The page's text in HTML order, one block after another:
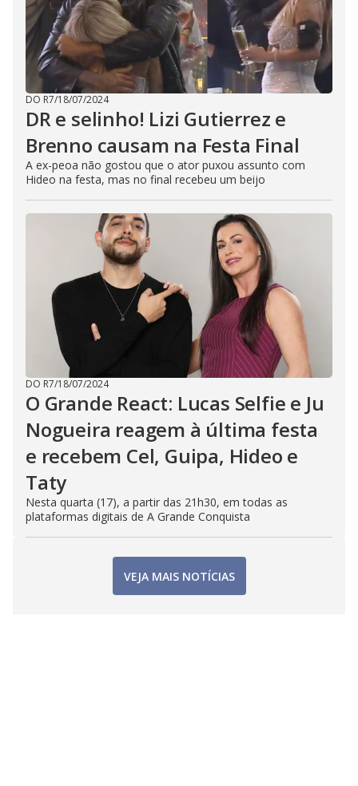
DO R7/18/07/2024
DR e selinho! Lizi Gutierrez e
Brenno causam na Festa Final
A ex-peoa não gostou que o ator puxou assunto com
Hideo na festa, mas no final recebeu um beijo
DO R7/18/07/2024
O Grande React: Lucas Selfie e Ju
Nogueira reagem à última festa
e recebem Cel, Guipa, Hideo e
Taty
Nesta quarta (17), a partir das 21h30, em todas as
plataformas digitais de A Grande Conquista
VEJA MAIS NOTÍCIAS